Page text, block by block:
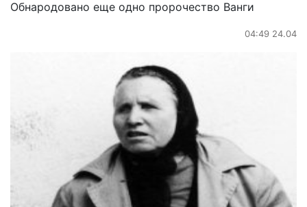
Обнародовано еще одно пророчество Ванги
04:49 24.04